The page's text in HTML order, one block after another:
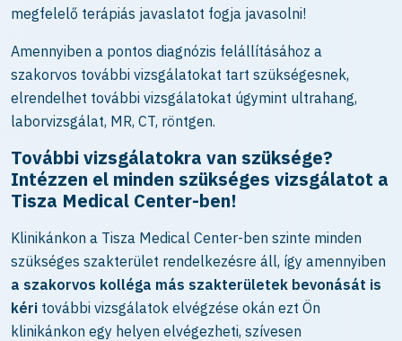
megfelelő terápiás javaslatot fogja javasolni!
Amennyiben a pontos diagnózis felállításához a
szakorvos további vizsgálatokat tart szükségesnek,
elrendelhet további vizsgálatokat úgymint ultrahang,
laborvizsgálat, MR, CT, röntgen.
További vizsgálatokra van szüksége?
Intézzen el minden szükséges vizsgálatot a
Tisza Medical Center-ben!
Klinikánkon a Tisza Medical Center-ben szinte minden
szükséges szakterület rendelkezésre áll, így amennyiben
a szakorvos kolléga más szakterületek bevonását is
kéri további vizsgálatok elvégzése okán ezt Ön
klinikánkon egy helyen elvégezheti, szívesen